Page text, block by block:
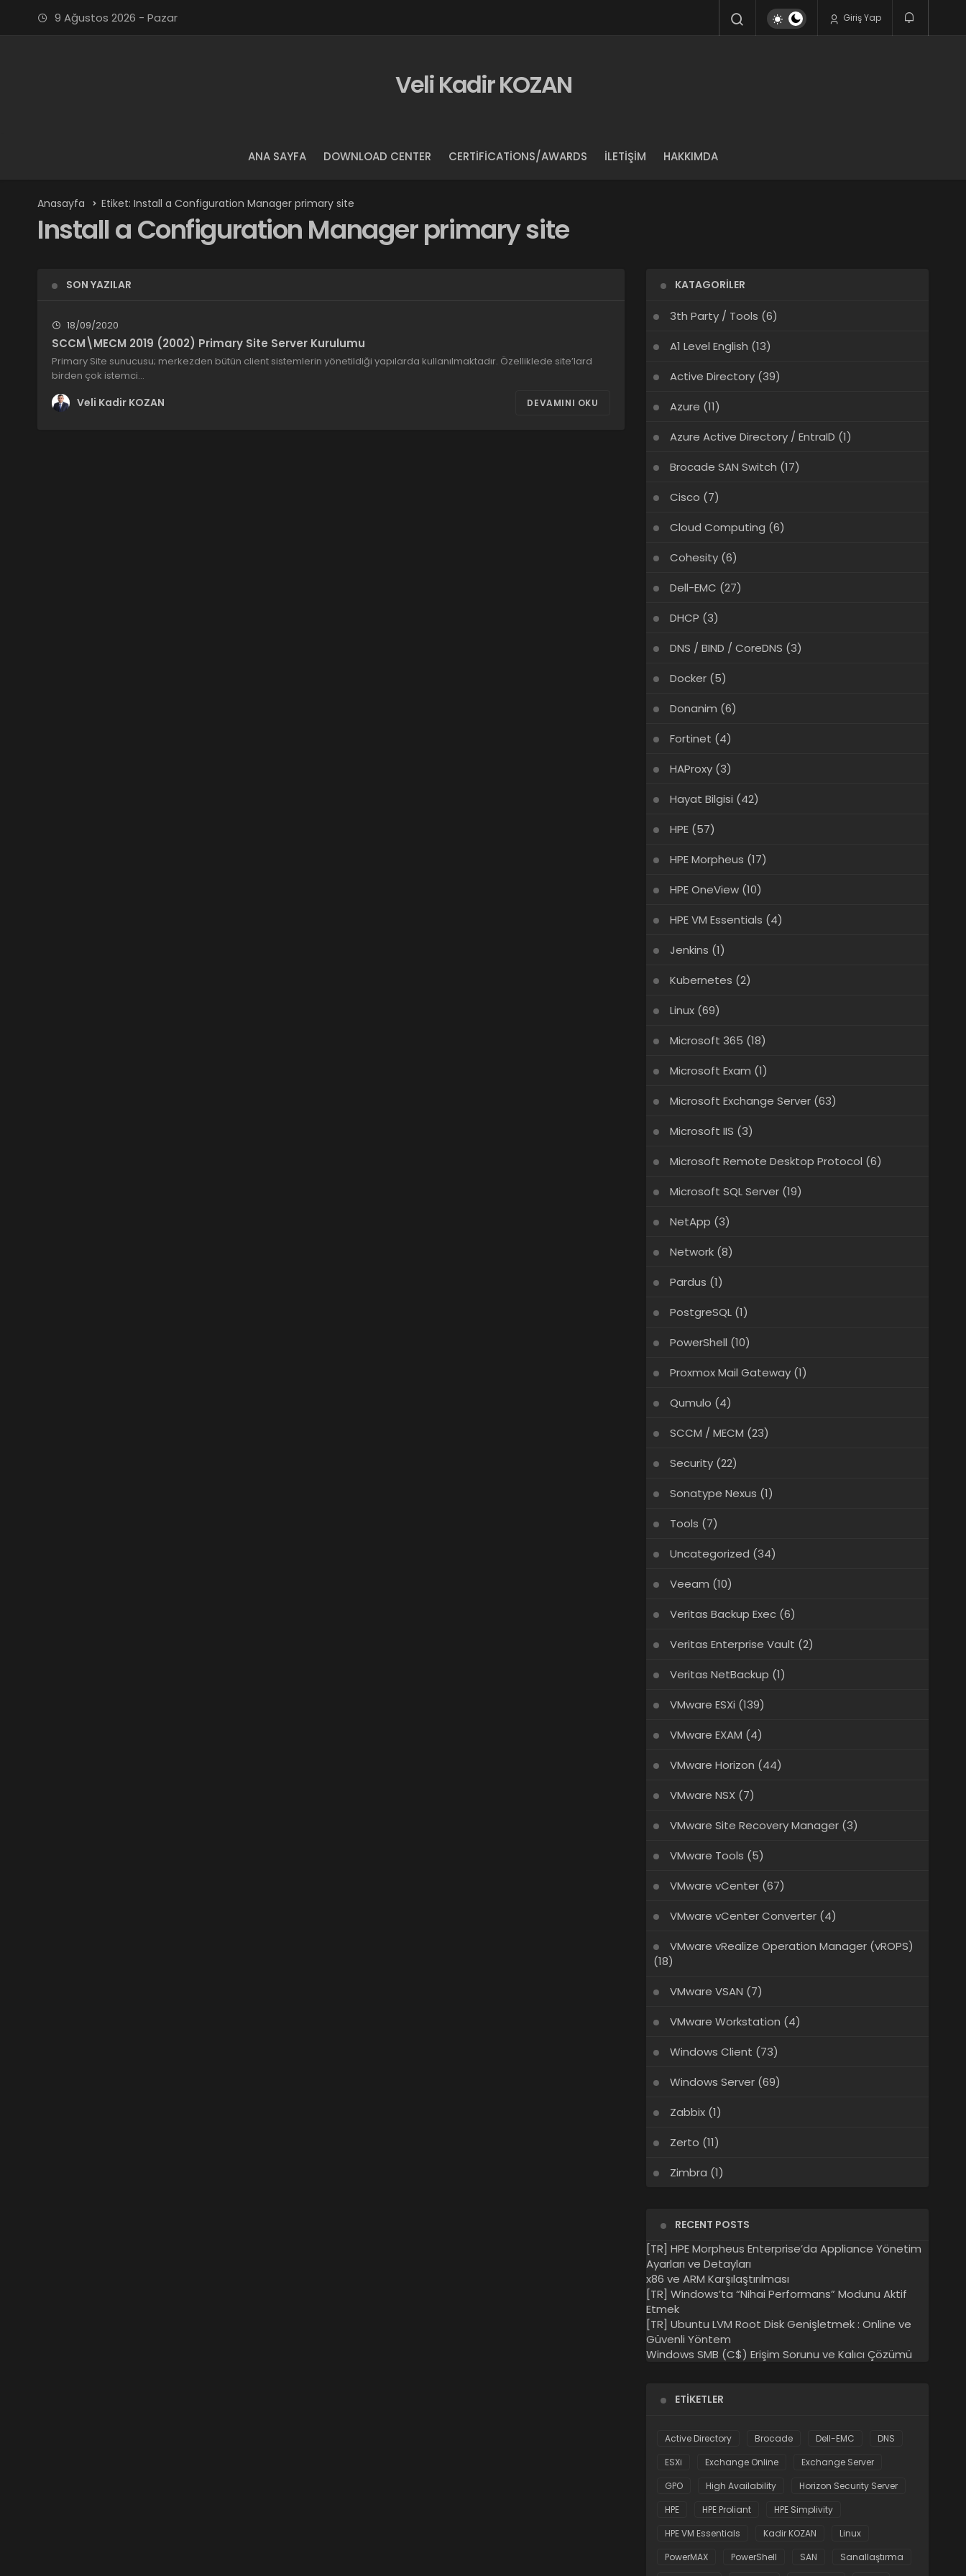
9 Ağustos 2026 - Pazar Giriş Yap
Veli Kadir KOZAN
ANA SAYFA DOWNLOAD CENTER CERTIFICATIONS/AWARDS İLETIŞIM HAKKIMDA
Anasayfa Etiket: Install a Configuration Manager primary site
Install a Configuration Manager primary site
SON YAZILAR
18/09/2020
SCCM\MECM 2019 (2002) Primary Site Server Kurulumu
Primary Site sunucusu; merkezden bütün client sistemlerin yönetildiği yapılarda kullanılmaktadır. Özelliklede site’lard
birden çok istemci…
Veli Kadir KOZAN DEVAMINI OKU
KATAGORILER
3th Party / Tools (6)
A1 Level English (13)
Active Directory(39)
Azure (11)
Azure Active Directory / EntraID (1)
Brocade SAN Switch (17)
Cisco (7)
Cloud Computing (6)
Cohesity(6)
Dell-EMC (27)
DHCP (3)
DNS / BIND / CoreDNS (3)
Docker(5)
Donanim (6)
Fortinet (4)
HAProxy(3)
Hayat Bilgisi (42)
HPE(57)
HPE Morpheus (17)
HPE OneView(10)
HPE VM Essentials (4)
Jenkins (1)
Kubernetes (2)
Linux(69)
Microsoft 365 (18)
Microsoft Exam (1)
Microsoft Exchange Server(63)
Microsoft IIS (3)
Microsoft Remote Desktop Protocol (6)
Microsoft SQL Server(19)
NetApp (3)
Network(8)
Pardus (1)
PostgreSQL(1)
PowerShell (10)
Proxmox Mail Gateway(1)
Qumulo (4)
SCCM / MECM (23)
Security(22)
Sonatype Nexus (1)
Tools (7)
Uncategorized (34)
Veeam (10)
Veritas Backup Exec(6)
Veritas Enterprise Vault (2)
Veritas NetBackup (1)
VMware ESXi (139)
VMware EXAM (4)
VMware Horizon (44)
VMware NSX(7)
VMware Site Recovery Manager(3)
VMware Tools (5)
VMware vCenter(67)
VMware vCenter Converter(4)
VMware vRealize Operation Manager (vROPS)
(18)
VMware VSAN (7)
VMware Workstation (4)
Windows Client (73)
Windows Server(69)
Zabbix(1)
Zerto (11)
Zimbra (1)
RECENT POSTS
[TR] HPE Morpheus Enterprise’da Appliance Yönetim
Ayarları ve Detayları
x86 ve ARM Karşılaştırılması
[TR] Windows’ta “Nihai Performans” Modunu Aktif
Etmek
[TR] Ubuntu LVM Root Disk Genişletmek : Online ve
Güvenli Yöntem
Windows SMB (C$) Erişim Sorunu ve Kalıcı Çözümü
ETIKETLER
Active Directory Brocade Dell-EMC
DNS
ESXi
Exchange Online
Exchange Server
GPO
High Availability
Horizon Security Server
HPE
HPE Proliant
HPE Simplivity
HPE VM Essentials
Kadir KOZAN
Linux
PowerMAX
PowerShell SAN
Sanallaştırma